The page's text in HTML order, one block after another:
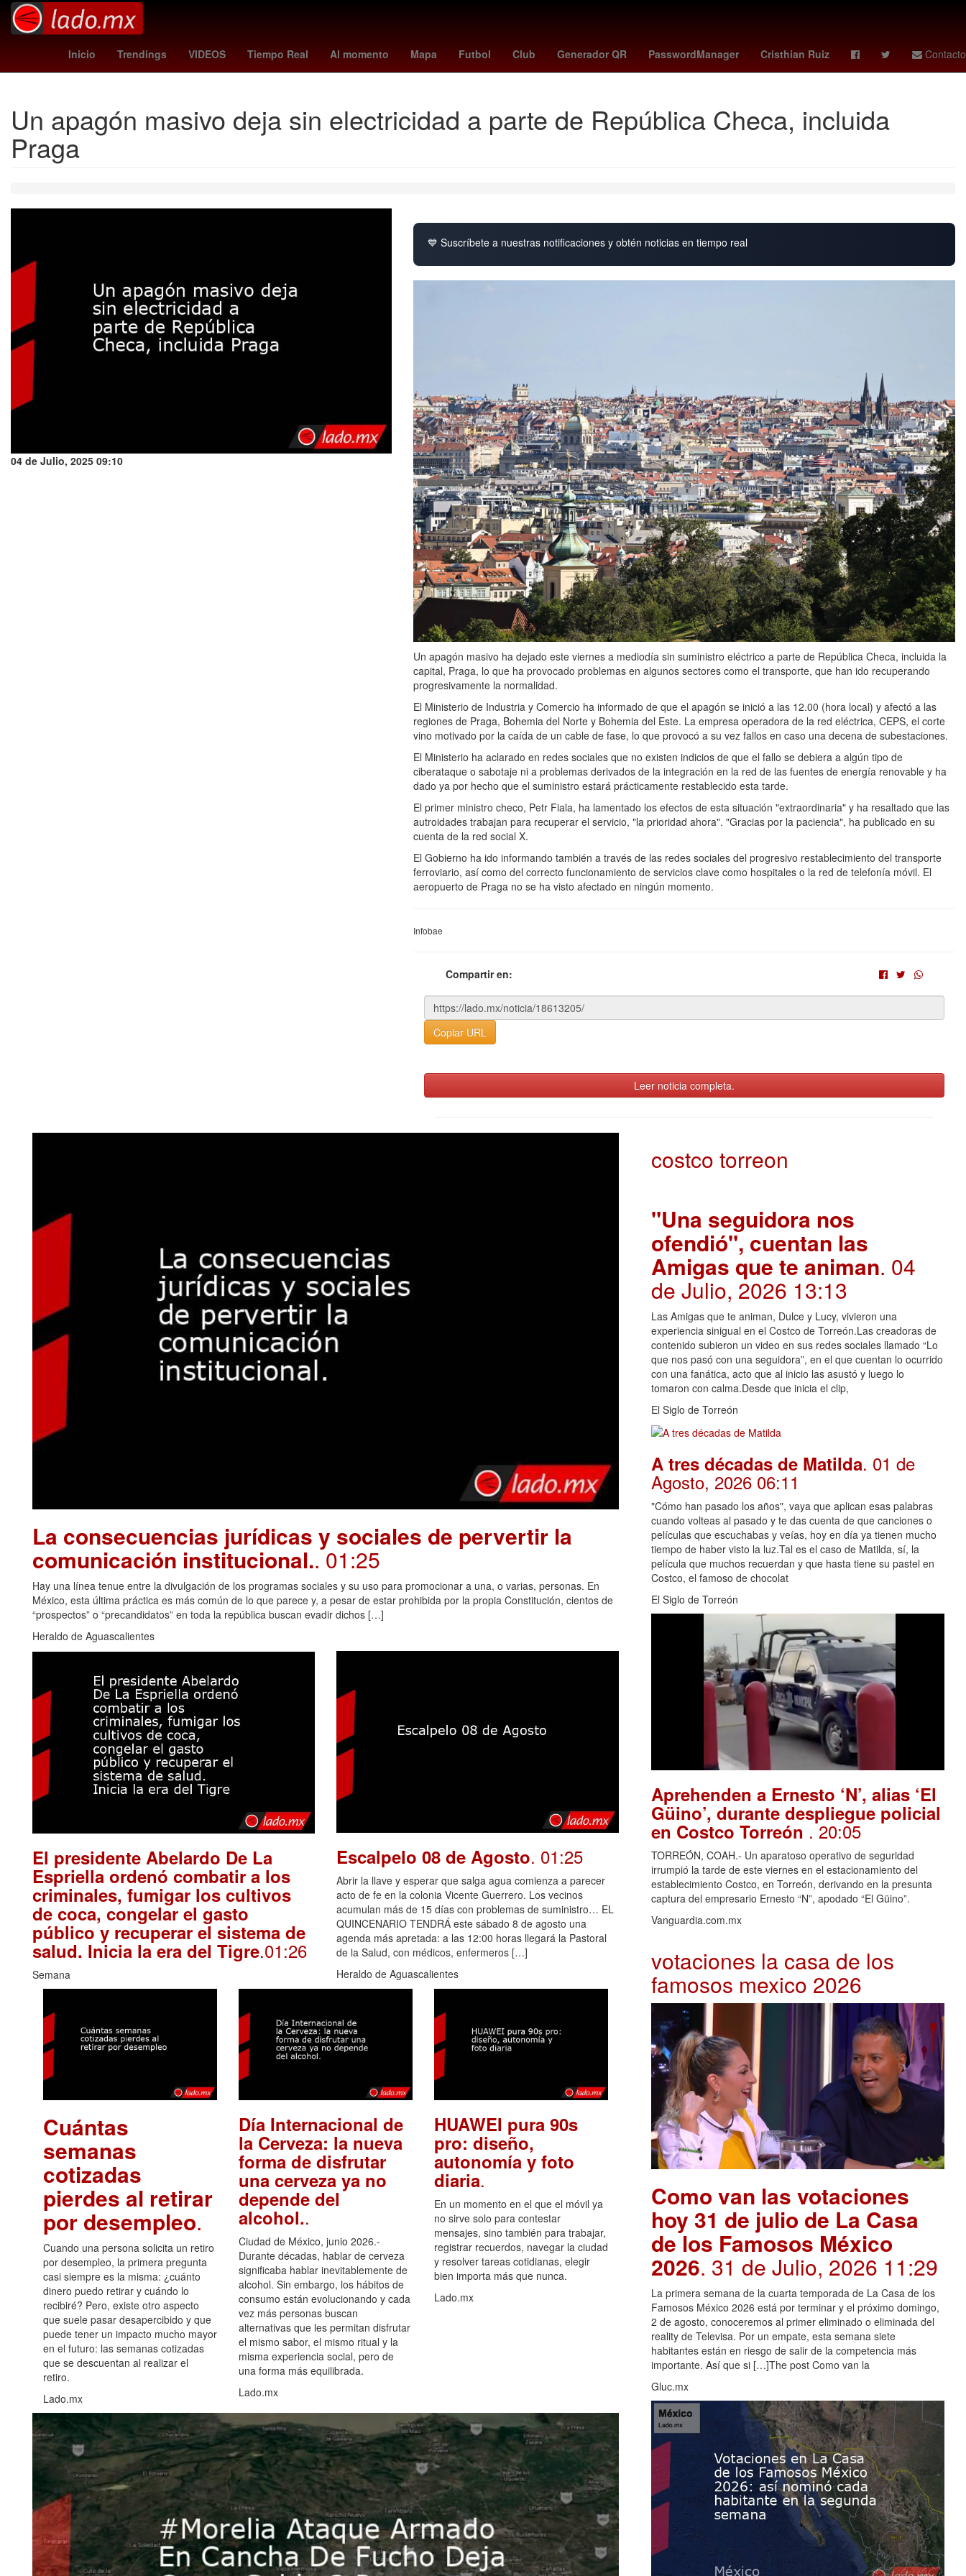
Inicio Trendings VIDEOS Tiempo Real Al momento Mapa Futbol Club Generador QR PasswordManager Cristhian Ruiz Contacto
Morena Juegos Olímpicos de París 2024 Inmueble Baloncesto Tribunal Electoral del Poder Judicial de la Federación 2024 Proyecto Enfermedad respiratoria Lionel Messi
Un apagón masivo deja sin electricidad a parte de República Checa, incluida
Praga
04 de Julio, 2025 09:10
💙 Suscríbete a nuestras notificaciones y obtén noticias en tiempo real
Un apagón masivo ha dejado este viernes a mediodía sin suministro eléctrico a parte de República Checa, incluida la
capital, Praga, lo que ha provocado problemas en algunos sectores como el transporte, que han ido recuperando
progresivamente la normalidad.
El Ministerio de Industria y Comercio ha informado de que el apagón se inició a las 12.00 (hora local) y afectó a las
regiones de Praga, Bohemia del Norte y Bohemia del Este. La empresa operadora de la red eléctrica, CEPS, el corte
vino motivado por la caída de un cable de fase, lo que provocó a su vez fallos en caso una decena de subestaciones.
El Ministerio ha aclarado en redes sociales que no existen indicios de que el fallo se debiera a algún tipo de
ciberataque o sabotaje ni a problemas derivados de la integración en la red de las fuentes de energía renovable y ha
dado ya por hecho que el suministro estará prácticamente restablecido esta tarde.
El primer ministro checo, Petr Fiala, ha lamentado los efectos de esta situación "extraordinaria" y ha resaltado que las
autroidades trabajan para recuperar el servicio, "la prioridad ahora". "Gracias por la paciencia", ha publicado en su
cuenta de la red social X.
El Gobierno ha ido informando también a través de las redes sociales del progresivo restablecimiento del transporte
ferroviario, así como del correcto funcionamiento de servicios clave como hospitales o la red de telefonía móvil. El
aeropuerto de Praga no se ha visto afectado en ningún momento.
Infobae
Compartir en:
Copiar URL
Leer noticia completa.
La consecuencias jurídicas y sociales de pervertir la
comunicación institucional.. 01:25
Hay una línea tenue entre la divulgación de los programas sociales y su uso para promocionar a una, o varias, personas. En
México, esta última práctica es más común de lo que parece y, a pesar de estar prohibida por la propia Constitución, cientos de
“prospectos” o “precandidatos” en toda la república buscan evadir dichos […]
Heraldo de Aguascalientes
El presidente Abelardo De La
Espriella ordenó combatir a los
criminales, fumigar los cultivos
de coca, congelar el gasto
público y recuperar el sistema de
salud. Inicia la era del Tigre.01:26
Semana
Escalpelo 08 de Agosto. 01:25
Abrir la llave y esperar que salga agua comienza a parecer
acto de fe en la colonia Vicente Guerrero. Los vecinos
acumulan más de 15 días con problemas de suministro… EL
QUINCENARIO TENDRÁ este sábado 8 de agosto una
agenda más apretada: a las 12:00 horas llegará la Pastoral
de la Salud, con médicos, enfermeros […]
Heraldo de Aguascalientes
Cuántas
semanas
cotizadas
pierdes al retirar
por desempleo.
Cuando una persona solicita un retiro
por desempleo, la primera pregunta
casi siempre es la misma: ¿cuánto
dinero puedo retirar y cuándo lo
recibiré? Pero, existe otro aspecto
que suele pasar desapercibido y que
puede tener un impacto mucho mayor
en el futuro: las semanas cotizadas
que se descuentan al realizar el
retiro.
Lado.mx
Día Internacional de
la Cerveza: la nueva
forma de disfrutar
una cerveza ya no
depende del
alcohol..
Ciudad de México, junio 2026.-
Durante décadas, hablar de cerveza
significaba hablar inevitablemente de
alcohol. Sin embargo, los hábitos de
consumo están evolucionando y cada
vez más personas buscan
alternativas que les permitan disfrutar
el mismo sabor, el mismo ritual y la
misma experiencia social, pero de
una forma más equilibrada.
Lado.mx
HUAWEI pura 90s
pro: diseño,
autonomía y foto
diaria.
En un momento en el que el móvil ya
no sirve solo para contestar
mensajes, sino también para trabajar,
registrar recuerdos, navegar la ciudad
y resolver tareas cotidianas, elegir
bien importa más que nunca.
Lado.mx
costco torreon
"Una seguidora nos
ofendió", cuentan las
Amigas que te animan. 04
de Julio, 2026 13:13
Las Amigas que te animan, Dulce y Lucy, vivieron una
experiencia sinigual en el Costco de Torreón.Las creadoras de
contenido subieron un video en sus redes sociales llamado “Lo
que nos pasó con una seguidora”, en el que cuentan lo ocurrido
con una fanática, acto que al inicio las asustó y luego lo
tomaron con calma.Desde que inicia el clip,
El Siglo de Torreón
A tres décadas de Matilda. 01 de
Agosto, 2026 06:11
"Cómo han pasado los años", vaya que aplican esas palabras
cuando volteas al pasado y te das cuenta de que canciones o
películas que escuchabas y veías, hoy en día ya tienen mucho
tiempo de haber visto la luz.Tal es el caso de Matilda, sí, la
película que muchos recuerdan y que hasta tiene su pastel en
Costco, el famoso de chocolat
El Siglo de Torreón
Aprehenden a Ernesto ‘N’, alias ‘El
Güino’, durante despliegue policial
en Costco Torreón . 20:05
TORREÓN, COAH.- Un aparatoso operativo de seguridad
irrumpió la tarde de este viernes en el estacionamiento del
establecimiento Costco, en Torreón, derivando en la presunta
captura del empresario Ernesto “N”, apodado “El Güino”.
Vanguardia.com.mx
votaciones la casa de los
famosos mexico 2026
Como van las votaciones
hoy 31 de julio de La Casa
de los Famosos México
2026. 31 de Julio, 2026 11:29
La primera semana de la cuarta temporada de La Casa de los
Famosos México 2026 está por terminar y el próximo domingo,
2 de agosto, conoceremos al primer eliminado o eliminada del
reality de Televisa. Por un empate, esta semana siete
habitantes están en riesgo de salir de la competencia más
importante. Así que si […]The post Como van la
Gluc.mx